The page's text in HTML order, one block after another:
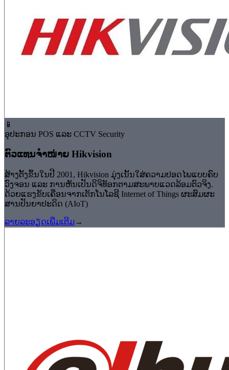
📱
ອຸປະກອນ POS ແລະ CCTV Security
ຕົວແທນຈຳໜ່າຍ Hikvision
ສ້າງຕັ້ງຂຶ້ນໃນປີ 2001, Hikvision ມຸ່ງເນັ້ນໃສ່ຄວາມປອດໄພແບບຄົບ
ວົງຈອນ ແລະ ການຫັນເປັນດິຈິທັອກຕາມສະພາບແວດລ້ອມຕົວຈິງ.
ດ້ວຍແຮງຂັບເຄື່ອນຈາກເຕັກໂນໂລຊີ Internet of Things ຜະສົມຜະ
ສານປັນຍາປະດິດ (AIoT)
ລາຍລະອຽດເພີ່ມເຕີມ →